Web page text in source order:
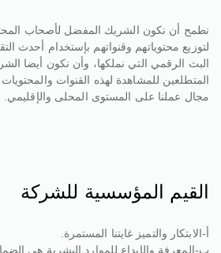
نطمح أن نكون الشريك المفضل لأصحاب
لتوزيع محتوياتهم وقنواتهم بإستخدام أحدث
البث الرقمي التي نملكها، وأن نكون أيضا
المتطلعين للمشاهدة لهذه القنوات
مجال عملنا على المستوى المحلى والإقليمي.​
القيم المؤسسية للشركة
أ‌-الابتكار والتميز غايتنا المستمرة.
ب‌-المعرفة والإبداع للموارد البشرية هي